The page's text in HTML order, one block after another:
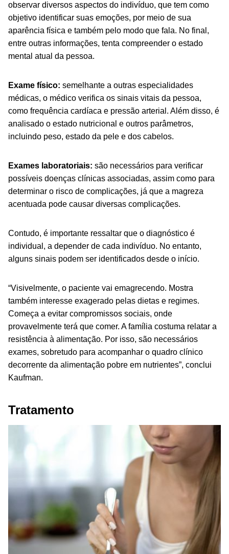
observar diversos aspectos do indivíduo, que tem como
objetivo identificar suas emoções, por meio de sua
aparência física e também pelo modo que fala. No final,
entre outras informações, tenta compreender o estado
mental atual da pessoa.
Exame físico: semelhante a outras especialidades
médicas, o médico verifica os sinais vitais da pessoa,
como frequência cardíaca e pressão arterial. Além disso, é
analisado o estado nutricional e outros parâmetros,
incluindo peso, estado da pele e dos cabelos.
Exames laboratoriais: são necessários para verificar
possíveis doenças clínicas associadas, assim como para
determinar o risco de complicações, já que a magreza
acentuada pode causar diversas complicações.
Contudo, é importante ressaltar que o diagnóstico é
individual, a depender de cada indivíduo. No entanto,
alguns sinais podem ser identificados desde o início.
“Visivelmente, o paciente vai emagrecendo. Mostra
também interesse exagerado pelas dietas e regimes.
Começa a evitar compromissos sociais, onde
provavelmente terá que comer. A família costuma relatar a
resistência à alimentação. Por isso, são necessários
exames, sobretudo para acompanhar o quadro clínico
decorrente da alimentação pobre em nutrientes”, conclui
Kaufman.
Tratamento